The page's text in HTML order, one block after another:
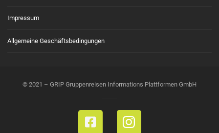
Impressum
Allgemeine Geschäftsbedingungen
© 2021 – GRIP Gruppenreisen Informations Plattformen GmbH